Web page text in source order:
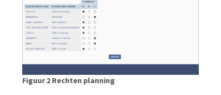
Figuur 2 Rechten planning